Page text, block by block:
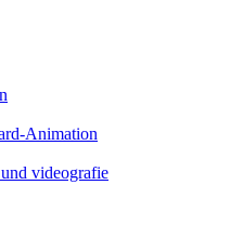
Animation
videografie